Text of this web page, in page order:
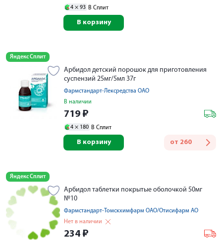
4 × 93 В Сплит
В корзину
Яндекс Сплит
Арбидол детский порошок для приготовления
суспензий 25мг/5мл 37г
Фармстандарт-Лексредства ОАО
В наличии
719 ₽
4 × 180 В Сплит
от 260
В корзину
Яндекс Сплит
Арбидол таблетки покрытые оболочкой 50мг
№10
Фармстандарт-Томскхимфарм ОАО/Отисифарм АО
Нет в наличии
234 ₽